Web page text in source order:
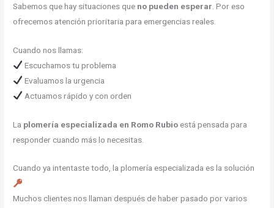
Sabemos que hay situaciones que no pueden esperar . Por eso
ofrecemos atención prioritaria para emergencias reales.
Cuando nos llamas:
Escuchamos tu problema
Evaluamos la urgencia
Actuamos rápido y con orden
La plomería especializada en Romo Rubio está pensada para
responder cuando más lo necesitas.
Cuando ya intentaste todo, la plomería especializada es la solución
Muchos clientes nos llaman después de haber pasado por varios